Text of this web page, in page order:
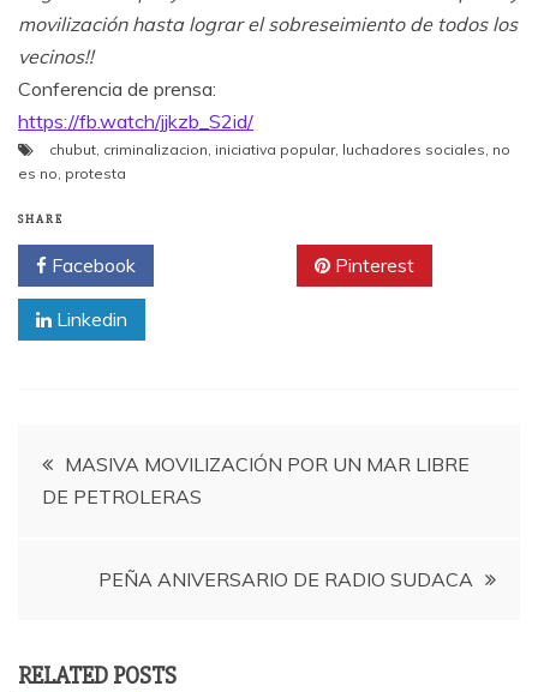
movilización hasta lograr el sobreseimiento de todos los
vecinos!!
Conferencia de prensa:
https://fb.watch/jjkzb_S2id/
chubut criminalizacion iniciativa popular, luchadores sociales no
es no protesta
SHARE
Facebook Pinterest
Linkedin
Navegación
de
entradas
MASIVA MOVILIZACIÓN POR UN MAR LIBRE
DE PETROLERAS
PEÑA ANIVERSARIO DE RADIO SUDACA
RELATED POSTS